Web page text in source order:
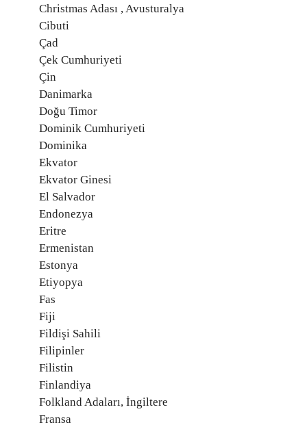
Christmas Adası , Avusturalya
Cibuti
Çad
Çek Cumhuriyeti
Çin
Danimarka
Doğu Timor
Dominik Cumhuriyeti
Dominika
Ekvator
Ekvator Ginesi
El Salvador
Endonezya
Eritre
Ermenistan
Estonya
Etiyopya
Fas
Fiji
Fildişi Sahili
Filipinler
Filistin
Finlandiya
Folkland Adaları, İngiltere
Fransa